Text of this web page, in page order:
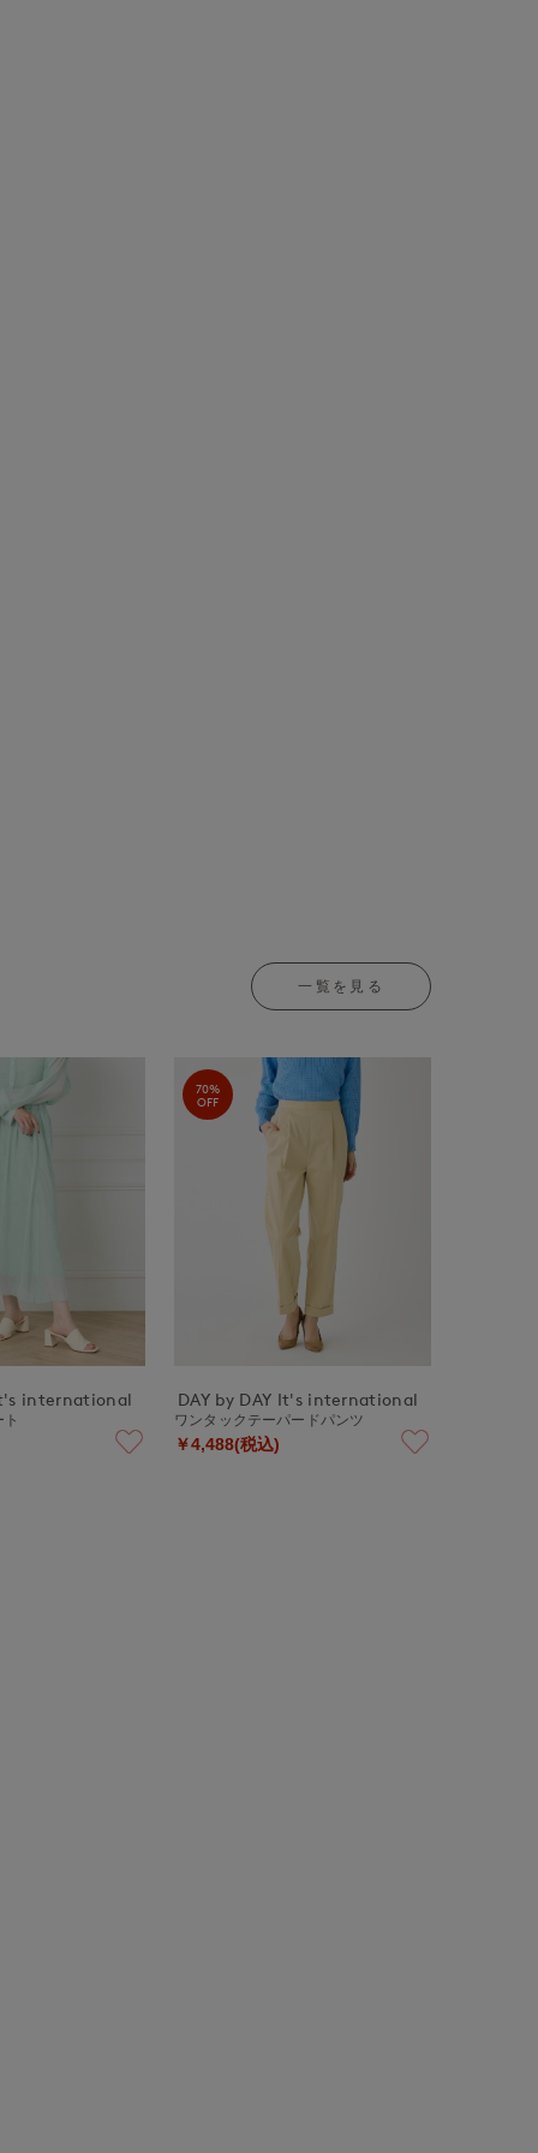
一覧を見る
international
70%
OFF
DAY by DAY It's international
ワンタックテーパードパンツ
￥4,488(税込)